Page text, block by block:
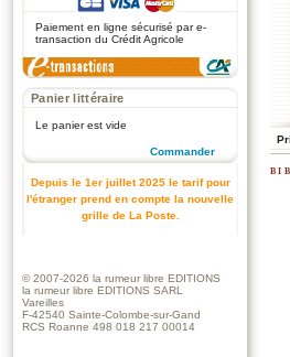
Paiement en ligne sécurisé par e-
transaction du Crédit Agricole
Panier littéraire
Le panier est vide
Commander
Depuis le 1er juillet 2025 le tarif pour
l'étranger prend en compte la nouvelle
grille de La Poste.
© 2007-2026 la rumeur libre EDITIONS
la rumeur libre EDITIONS SARL
Vareilles
F-42540 Sainte-Colombe-sur-Gand
RCS Roanne 498 018 217 00014